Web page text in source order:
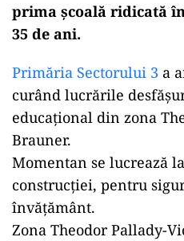
prima şcoală ridicată
35 de ani.
Primăria Sectorului 3 a
curând lucrările
educaţional din zona
Brauner.
Momentan se lucrează
construcţiei, pentru
învăţământ.
Zona Theodor Pallady-